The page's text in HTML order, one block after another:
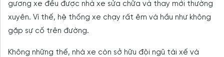
gương xe đều được nhà xe sửa chữa và thay mới thường
xuyên. Vì thế, hệ thống xe chạy rất êm và hầu như không
gặp sự cố trên đường.
Không những thế, nhà xe còn sở hữu đội ngũ tài xế và